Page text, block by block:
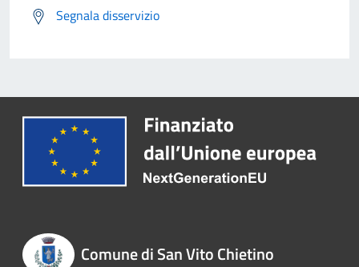
Segnala disservizio
Comune di San Vito Chietino